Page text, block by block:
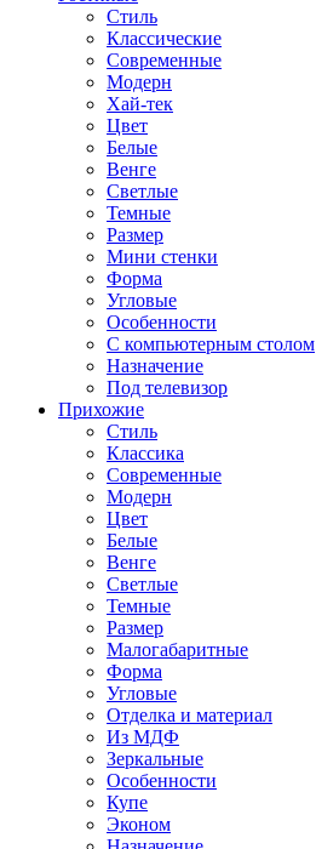
Стиль
Классические
Современные
Модерн
Хай-тек
Цвет
Белые
Венге
Светлые
Темные
Размер
Мини стенки
Форма
Угловые
Особенности
С компьютерным столом
Назначение
Под телевизор
Прихожие
Стиль
Классика
Современные
Модерн
Цвет
Белые
Венге
Светлые
Темные
Размер
Малогабаритные
Форма
Угловые
Отделка и материал
Из МДФ
Зеркальные
Особенности
Купе
Эконом